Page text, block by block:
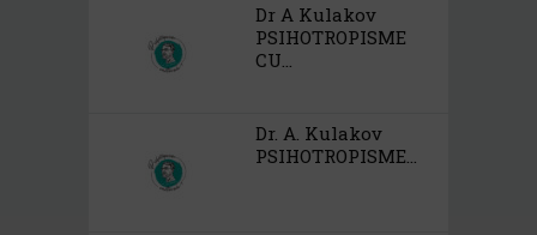
Dr A Kulakov
PSIHOTROPISME
CU...
Dr. A. Kulakov
PSIHOTROPISME...